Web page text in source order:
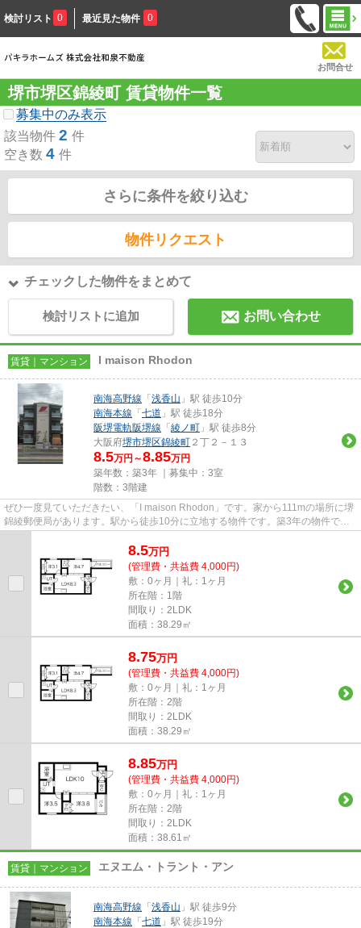
検討リスト 0 最近見た物件 0
お問合せ
堺市堺区錦綾町 賃貸物件一覧
募集中のみ表示
該当物件 2 件
空き数 4 件
さらに条件を絞り込む
物件リクエスト
チェックした物件をまとめて
検討リストに追加 お問い合わせ
賃貸｜マンション I maison Rhodon
南海高野線 「 浅香山 」駅 徒歩10分
南海本線 「 七道 」駅 徒歩18分
阪堺電軌阪堺線 「 綾ノ町 」駅 徒歩8分
大阪府堺市堺区錦綾町 ２丁２－１３
8.5万円～8.85万円
築年数：築3年 ｜募集中： 3室
階数：3階建
ぜひ一度見ていただきたい、「I maison Rhodon」です。家から111mの場所に堺
錦綾郵便局があります。駅から徒歩10分に立地する物件です。築3年の物件で
8.5万円
(管理費・共益費 4,000円)
敷：0ヶ月｜礼：1ヶ月
所在階：1階
間取り：2LDK
面積：38.29㎡
8.75万円
(管理費・共益費 4,000円)
敷：0ヶ月｜礼：1ヶ月
所在階：2階
間取り：2LDK
面積：38.29㎡
8.85万円
(管理費・共益費 4,000円)
敷：0ヶ月｜礼：1ヶ月
所在階：2階
間取り：2LDK
面積：38.61㎡
賃貸｜マンション エヌエム・トラント・アン
南海高野線 「 浅香山 」駅 徒歩9分
南海本線 「 七道 」駅 徒歩19分